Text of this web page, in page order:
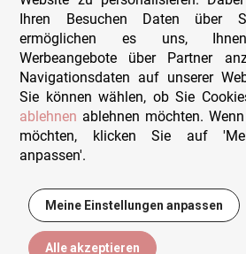
13,95 €
Widerruf
Sitemap
Beratung &
Wir sind persönlich
+49 (0)341 4912
Kontakt-Formular
Ihren Besuchen Daten über
ermöglichen es uns, Ihnen
Werbeangebote über Partner
Navigationsdaten auf unserer
Sie können wählen, ob Sie
ablehnen ablehnen möchten.
möchten, klicken Sie auf
anpassen'.
Meine Einstellungen anpassen
Alle akzeptieren